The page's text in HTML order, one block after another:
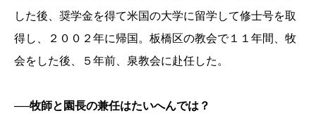
した後、奨学金を得て米国の大学に留学して修士号を取
得し、２００２年に帰国。板橋区の教会で１１年間、牧
会をした後、５年前、泉教会に赴任した。
──牧師と園長の兼任はたいへんでは？